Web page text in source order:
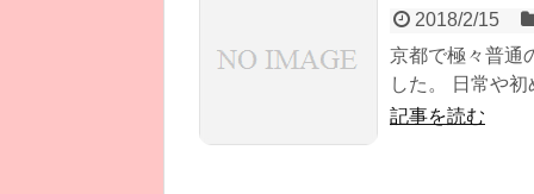
2018/2/15
京都で極々普通
した。 日常や
記事を読む